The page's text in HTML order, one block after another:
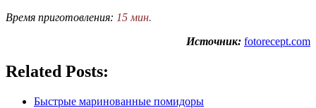
Время приготовления: 15 мин.
Источник: fotorecept.com
Related Posts:
Быстрые маринованные помидоры